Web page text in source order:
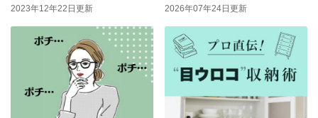
2023年12年22日更新 2026年07年24日更新